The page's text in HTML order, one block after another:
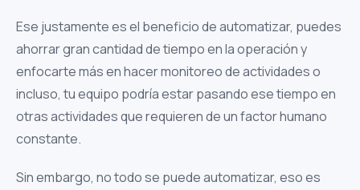
Ese justamente es el beneficio de automatizar, puedes
ahorrar gran cantidad de tiempo en la operación y
enfocarte más en hacer monitoreo de actividades o
incluso, tu equipo podría estar pasando ese tiempo en
otras actividades que requieren de un factor humano
constante.
Sin embargo, no todo se puede automatizar, eso es